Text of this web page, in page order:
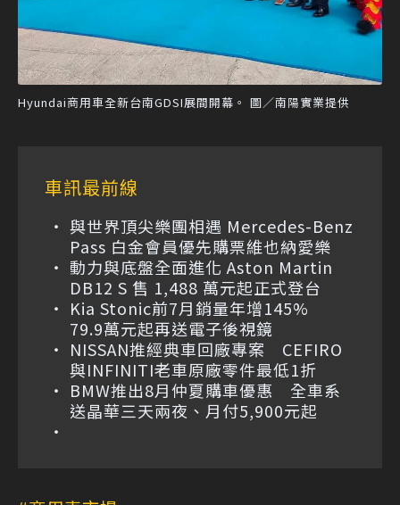
Hyundai商用車全新台南GDSI展間開幕。 圖／南陽實業提供
車訊最前線
與世界頂尖樂團相遇 Mercedes-Benz
Pass 白金會員優先購票維也納愛樂
動力與底盤全面進化 Aston Martin
DB12 S 售 1,488 萬元起正式登台
Kia Stonic前7月銷量年增145%
79.9萬元起再送電子後視鏡
NISSAN推經典車回廠專案 CEFIRO
與INFINITI老車原廠零件最低1折
BMW推出8月仲夏購車優惠 全車系
送晶華三天兩夜、月付5,900元起